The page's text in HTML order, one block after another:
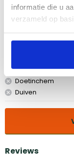
informatie die u
verzameld op
Bekijk dit
Den Bosch
Doetinchem
Duiven
Reviews